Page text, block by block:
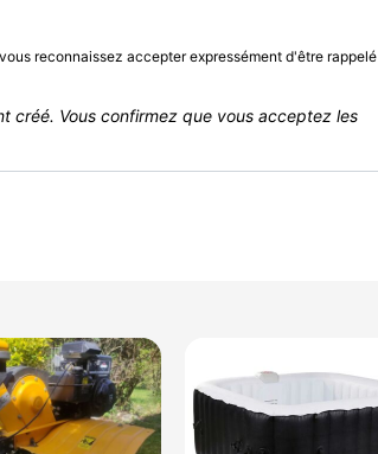
reconnaissez accepter expressément d'être rappelé
créé. Vous confirmez que vous acceptez les